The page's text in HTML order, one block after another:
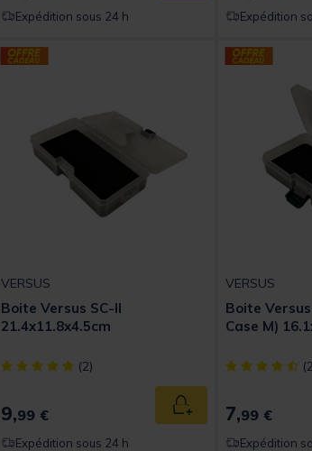
Expédition sous 24 h Expédition
panier
VERSUS
Boite Versus SC-II
21.4x11.8x4.5cm
[object Object] out of 5 Customer Rating
(2)
9,99 € Ajouter au panier
Expédition sous 24 h
VERSUS
Boite
Case M)
[object
7,99 €
Expédition